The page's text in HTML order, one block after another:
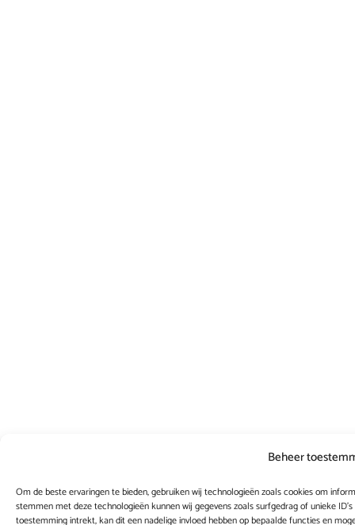
Beheer
Om de beste ervaringen te bieden, gebruiken wij technologieën zoals cookies om
stemmen met deze technologieën kunnen wij gegevens zoals surfgedrag of unieke
toestemming intrekt, kan dit een nadelige invloed hebben op bepaalde functies en